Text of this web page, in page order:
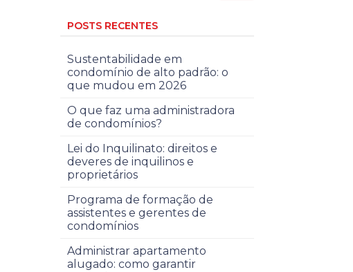
POSTS RECENTES
Sustentabilidade em
condomínio de alto padrão: o
que mudou em 2026
O que faz uma administradora
de condomínios?
Lei do Inquilinato: direitos e
deveres de inquilinos e
proprietários
Programa de formação de
assistentes e gerentes de
condomínios
Administrar apartamento
alugado: como garantir